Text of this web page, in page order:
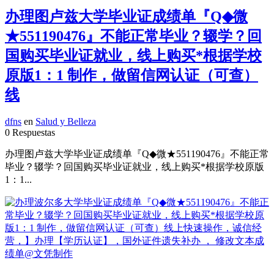
办理图卢兹大学毕业证成绩单『Q◆微
★551190476』不能正常毕业？辍学？回
国购买毕业证就业，线上购买*根据学校
原版1：1 制作，做留信网认证（可查）
线
dfns en Salud y Belleza
0 Respuestas
办理图卢兹大学毕业证成绩单『Q◆微★551190476』不能正常
毕业？辍学？回国购买毕业证就业，线上购买*根据学校原版
1：1...